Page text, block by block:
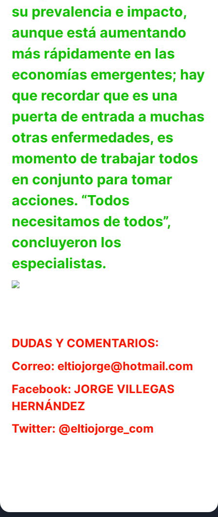
su prevalencia e impacto,
aunque está aumentando
más rápidamente en las
economías emergentes; hay
que recordar que es una
puerta de entrada a muchas
otras enfermedades, es
momento de trabajar todos
en conjunto para tomar
acciones. “Todos
necesitamos de todos”,
concluyeron los
especialistas.
DUDAS Y COMENTARIOS:
Correo: eltiojorge@hotmail.com
Facebook: JORGE VILLEGAS
HERNÁNDEZ
Twitter: @eltiojorge_com